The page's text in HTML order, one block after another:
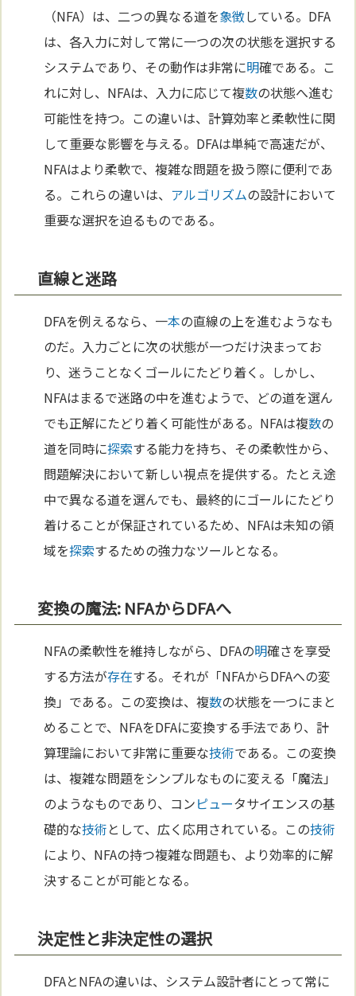
（NFA）は、二つの異なる道を象徴している。DFA
は、各入力に対して常に一つの次の状態を選択する
システムであり、その動作は非常に明確である。こ
れに対し、NFAは、入力に応じて複数の状態へ進む
可能性を持つ。この違いは、計算効率と柔軟性に関
して重要な影響を与える。DFAは単純で高速だが、
NFAはより柔軟で、複雑な問題を扱う際に便利であ
る。これらの違いは、 アルゴリズムの設計において
重要な選択を迫るものである。
直線と迷路
DFAを例えるなら、一本の直線の上を進むようなも
のだ。入力ごとに次の状態が一つだけ決まってお
り、迷うことなくゴールにたどり着く。しかし、
NFAはまるで迷路の中を進むようで、どの道を選ん
でも正解にたどり着く可能性がある。NFAは複数の
道を同時に探索する能力を持ち、その柔軟性から、
問題解決において新しい視点を提供する。たとえ途
中で異なる道を選んでも、最終的にゴールにたどり
着けることが保証されているため、NFAは未知の領
域を探索するための強力なツールとなる。
変換の魔法: NFAからDFAへ
NFAの柔軟性を維持しながら、DFAの明確さを享受
する方法が存在する。それが「NFAからDFAへの変
換」である。この変換は、複数の状態を一つにまと
めることで、NFAをDFAに変換する手法であり、計
算理論において非常に重要な技術である。この変換
は、複雑な問題をシンプルなものに変える「魔法」
のようなものであり、コンピュータサイエンスの基
礎的な技術として、広く応用されている。この技術
により、NFAの持つ複雑な問題も、より効率的に解
決することが可能となる。
決定性と非決定性の選択
DFAとNFAの違いは、システム設計者にとって常に